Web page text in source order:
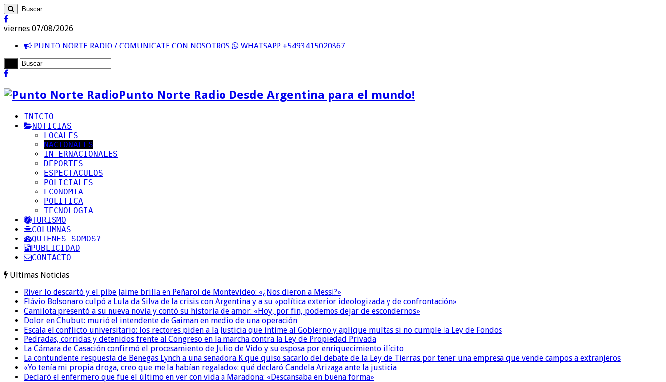
viernes 07/08/2026
PUNTO NORTE RADIO / COMUNICATE CON NOSOTROS
WHATSAPP +5493415020867
Punto Norte Radio Desde Argentina para el mundo!
INICIO
NOTICIAS
LOCALES
NACIONALES
INTERNACIONALES
DEPORTES
ESPECTACULOS
POLICIALES
ECONOMIA
POLITICA
TECNOLOGIA
TURISMO
COLUMNAS
QUIENES SOMOS?
PUBLICIDAD
CONTACTO
Ultimas Noticias
River lo descartó y el pibe Jaime brilla en Peñarol de Montevideo: «¿Nos dieron a Messi?»
Flávio Bolsonaro culpó a Lula da Silva de la crisis con Argentina y a su «política exterior ideologizada y de confrontación»
Camilota presentó a su nueva novia y contó su historia de amor: «Hoy, por fin, podemos dejar de escondernos»
Dolor en Chubut: murió el intendente de Gaiman en medio de una operación
Escala el conflicto universitario: los rectores piden a la Justicia que intime al Gobierno y aplique multas si no cumple la Ley de Fondos
Pedradas, corridas y detenidos frente al Congreso en la marcha contra la Ley de Propiedad Privada
La Cámara de Casación confirmó el procesamiento de Julio de Vido y su esposa por enriquecimiento ilícito
La contundente respuesta de Benegas Lynch a una senadora K que quiso sacarlo del debate de la Ley de Tierras por tener una empresa que vende campos a extranjeros
«Yo tenía mi propia droga, creo que me la habían regalado»: qué declaró Candela Arizaga ante la justicia
Declaró el enfermero que fue el último en ver con vida a Maradona: «Descansaba en buena forma»